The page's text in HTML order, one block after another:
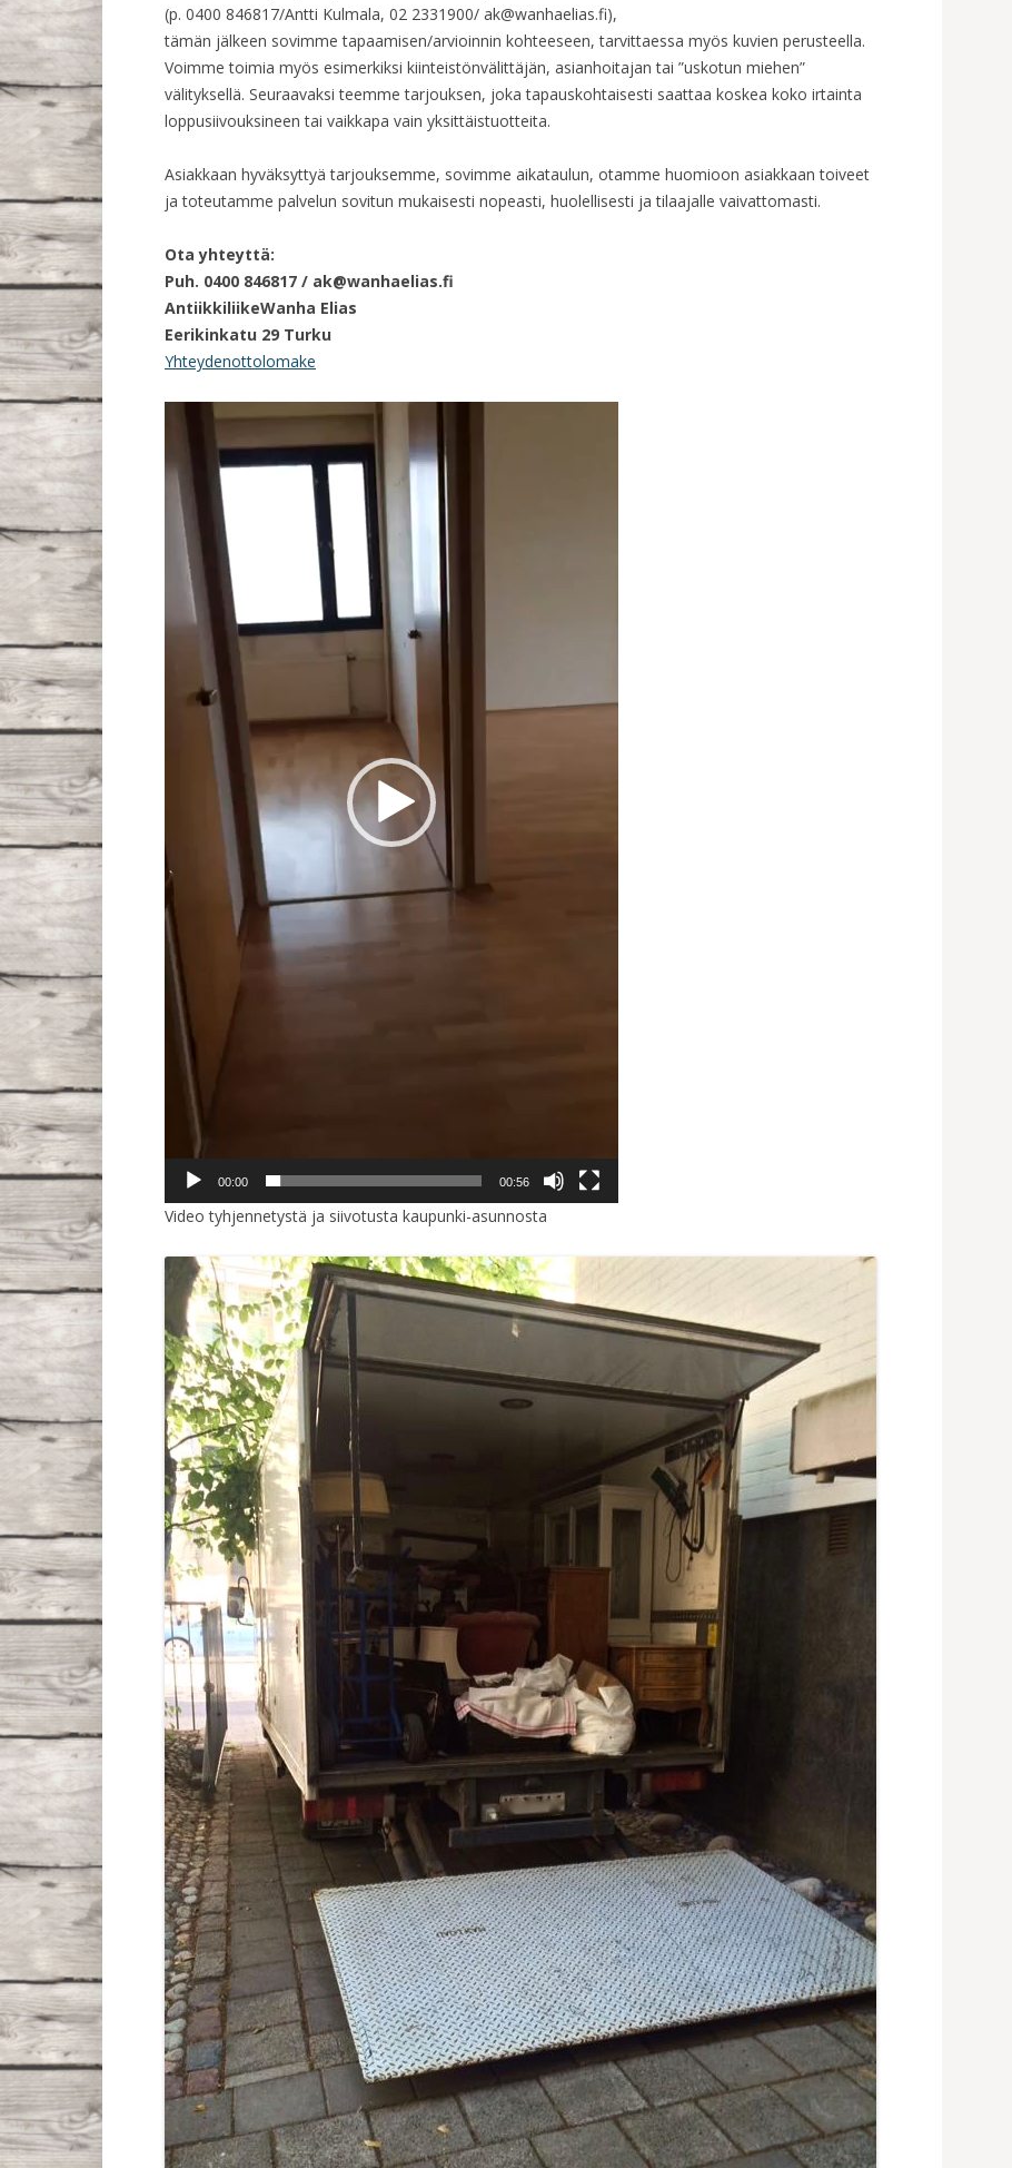
(p. 0400 846817/Antti Kulmala, 02 2331900/ ak@wanhaelias.fi),
tämän jälkeen sovimme tapaamisen/arvioinnin kohteeseen, tarvittaessa myös kuvien perusteella.
Voimme toimia myös esimerkiksi kiinteistönvälittäjän, asianhoitajan tai ”uskotun miehen”
välityksellä. Seuraavaksi teemme tarjouksen, joka tapauskohtaisesti saattaa koskea koko irtainta
loppusiivouksineen tai vaikkapa vain yksittäistuotteita.
Asiakkaan hyväksyttyä tarjouksemme, sovimme aikataulun, otamme huomioon asiakkaan toiveet
ja toteutamme palvelun sovitun mukaisesti nopeasti, huolellisesti ja tilaajalle vaivattomasti.
Ota yhteyttä:
Puh. 0400 846817 / ak@wanhaelias.fi
AntiikkiliikeWanha Elias
Eerikinkatu 29 Turku
Yhteydenottolomake
Videotoistin
00:00 00:56
Video tyhjennetystä ja siivotusta kaupunki-asunnosta